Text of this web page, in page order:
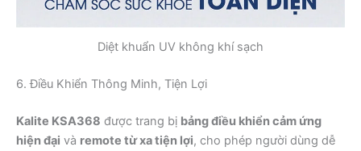
Diệt khuẩn UV không khí sạch
6. Điều Khiển Thông Minh, Tiện Lợi
Kalite KSA368 được trang bị bảng điều khiển cảm ứng
hiện đại và remote từ xa tiện lợi, cho phép người dùng dễ